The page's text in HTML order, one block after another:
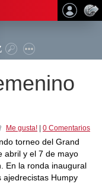
Me gusta! 0 Comentarios
torneo del Grand
abril y el 7 de mayo
En la ronda inaugural
ajedrecistas Humpy